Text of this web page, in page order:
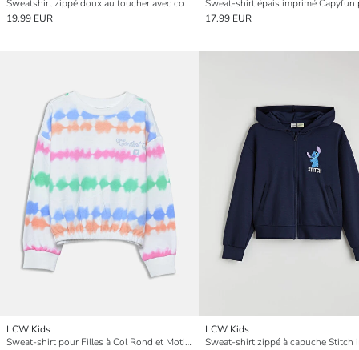
Sweatshirt zippé doux au toucher avec col universitaire pour filles
19.99 EUR
17.99 EUR
LCW Kids
Sweat-shirt pour Filles à Col Rond et Motif Teinture par Nouage
LCW Kids